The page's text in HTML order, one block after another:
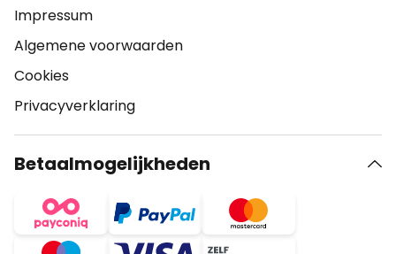
Impressum
Algemene voorwaarden
Cookies
Privacyverklaring
Betaalmogelijkheden